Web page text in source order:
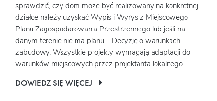
sprawdzić, czy dom może być realizowany na konkretnej
działce należy uzyskać Wypis i Wyrys z Miejscowego
Planu Zagospodarowania Przestrzennego lub jeśli na
danym terenie nie ma planu – Decyzję o warunkach
zabudowy. Wszystkie projekty wymagają adaptacji do
warunków miejscowych przez projektanta lokalnego.
DOWIEDZ SIĘ WIĘCEJ